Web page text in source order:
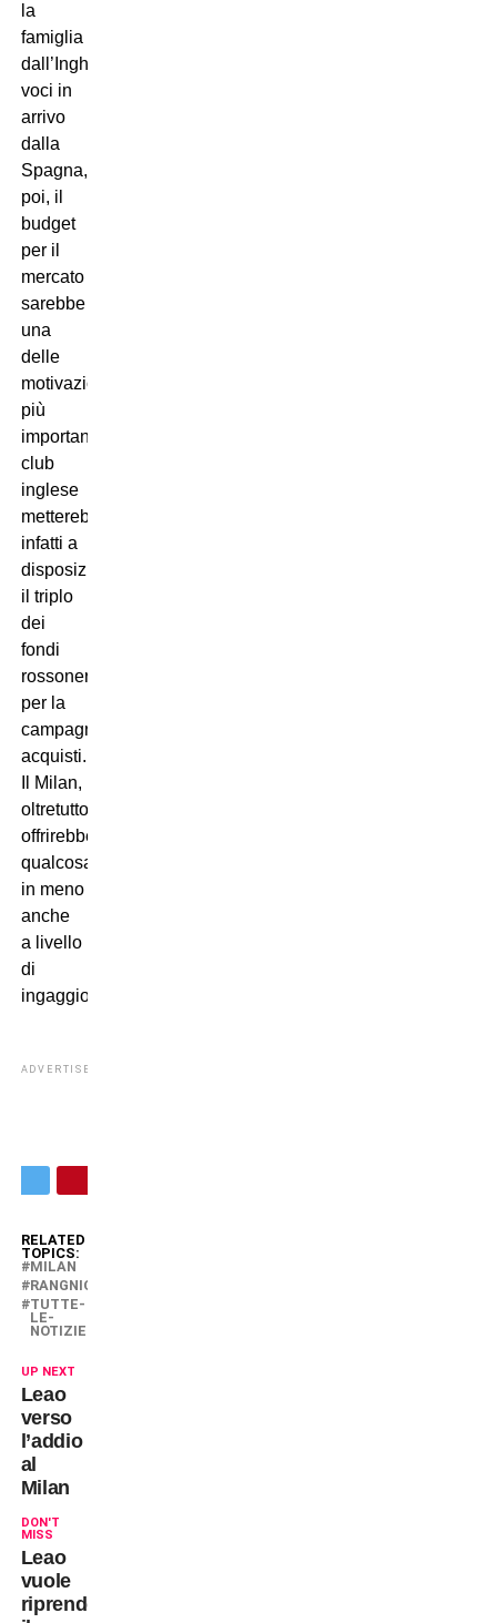
la
famiglia
dall’Inghilterra. Secondo
voci in
arrivo
dalla
Spagna,
poi, il
budget
per il
mercato
sarebbe
una
delle
motivazioni
più
importanti: il
club
inglese
metterebbe
infatti a
disposizione
il triplo
dei
fondi
rossoneri
per la
campagna
acquisti.
Il Milan,
oltretutto,
offrirebbe
qualcosa
in meno
anche
a livello
di
ingaggio.
ADVERTISEMENT
RELATED
TOPICS:
MILAN
RANGNICK
TUTTE-
LE-
NOTIZIE
UP NEXT
Leao
verso
l’addio
al
Milan
DON'T
MISS
Leao
vuole
riprendersi